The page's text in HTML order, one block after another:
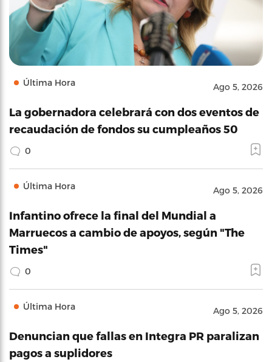
Última Hora Ago 5, 2026
La gobernadora celebrará con dos eventos de
recaudación de fondos su cumpleaños 50
0
Última Hora Ago 5, 2026
Infantino ofrece la final del Mundial a
Marruecos a cambio de apoyos, según "The
Times"
0
Última Hora Ago 5, 2026
Denuncian que fallas en Integra PR paralizan
pagos a suplidores